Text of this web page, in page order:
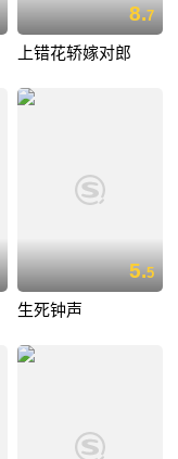
8.7
上错花轿嫁对郎
5.5
生死钟声